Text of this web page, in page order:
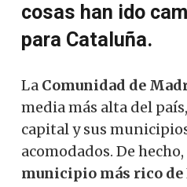
cosas han ido
para Cataluña.
La Comunidad de
media más alta del
capital y sus
acomodados. De hecho,
municipio más rico de